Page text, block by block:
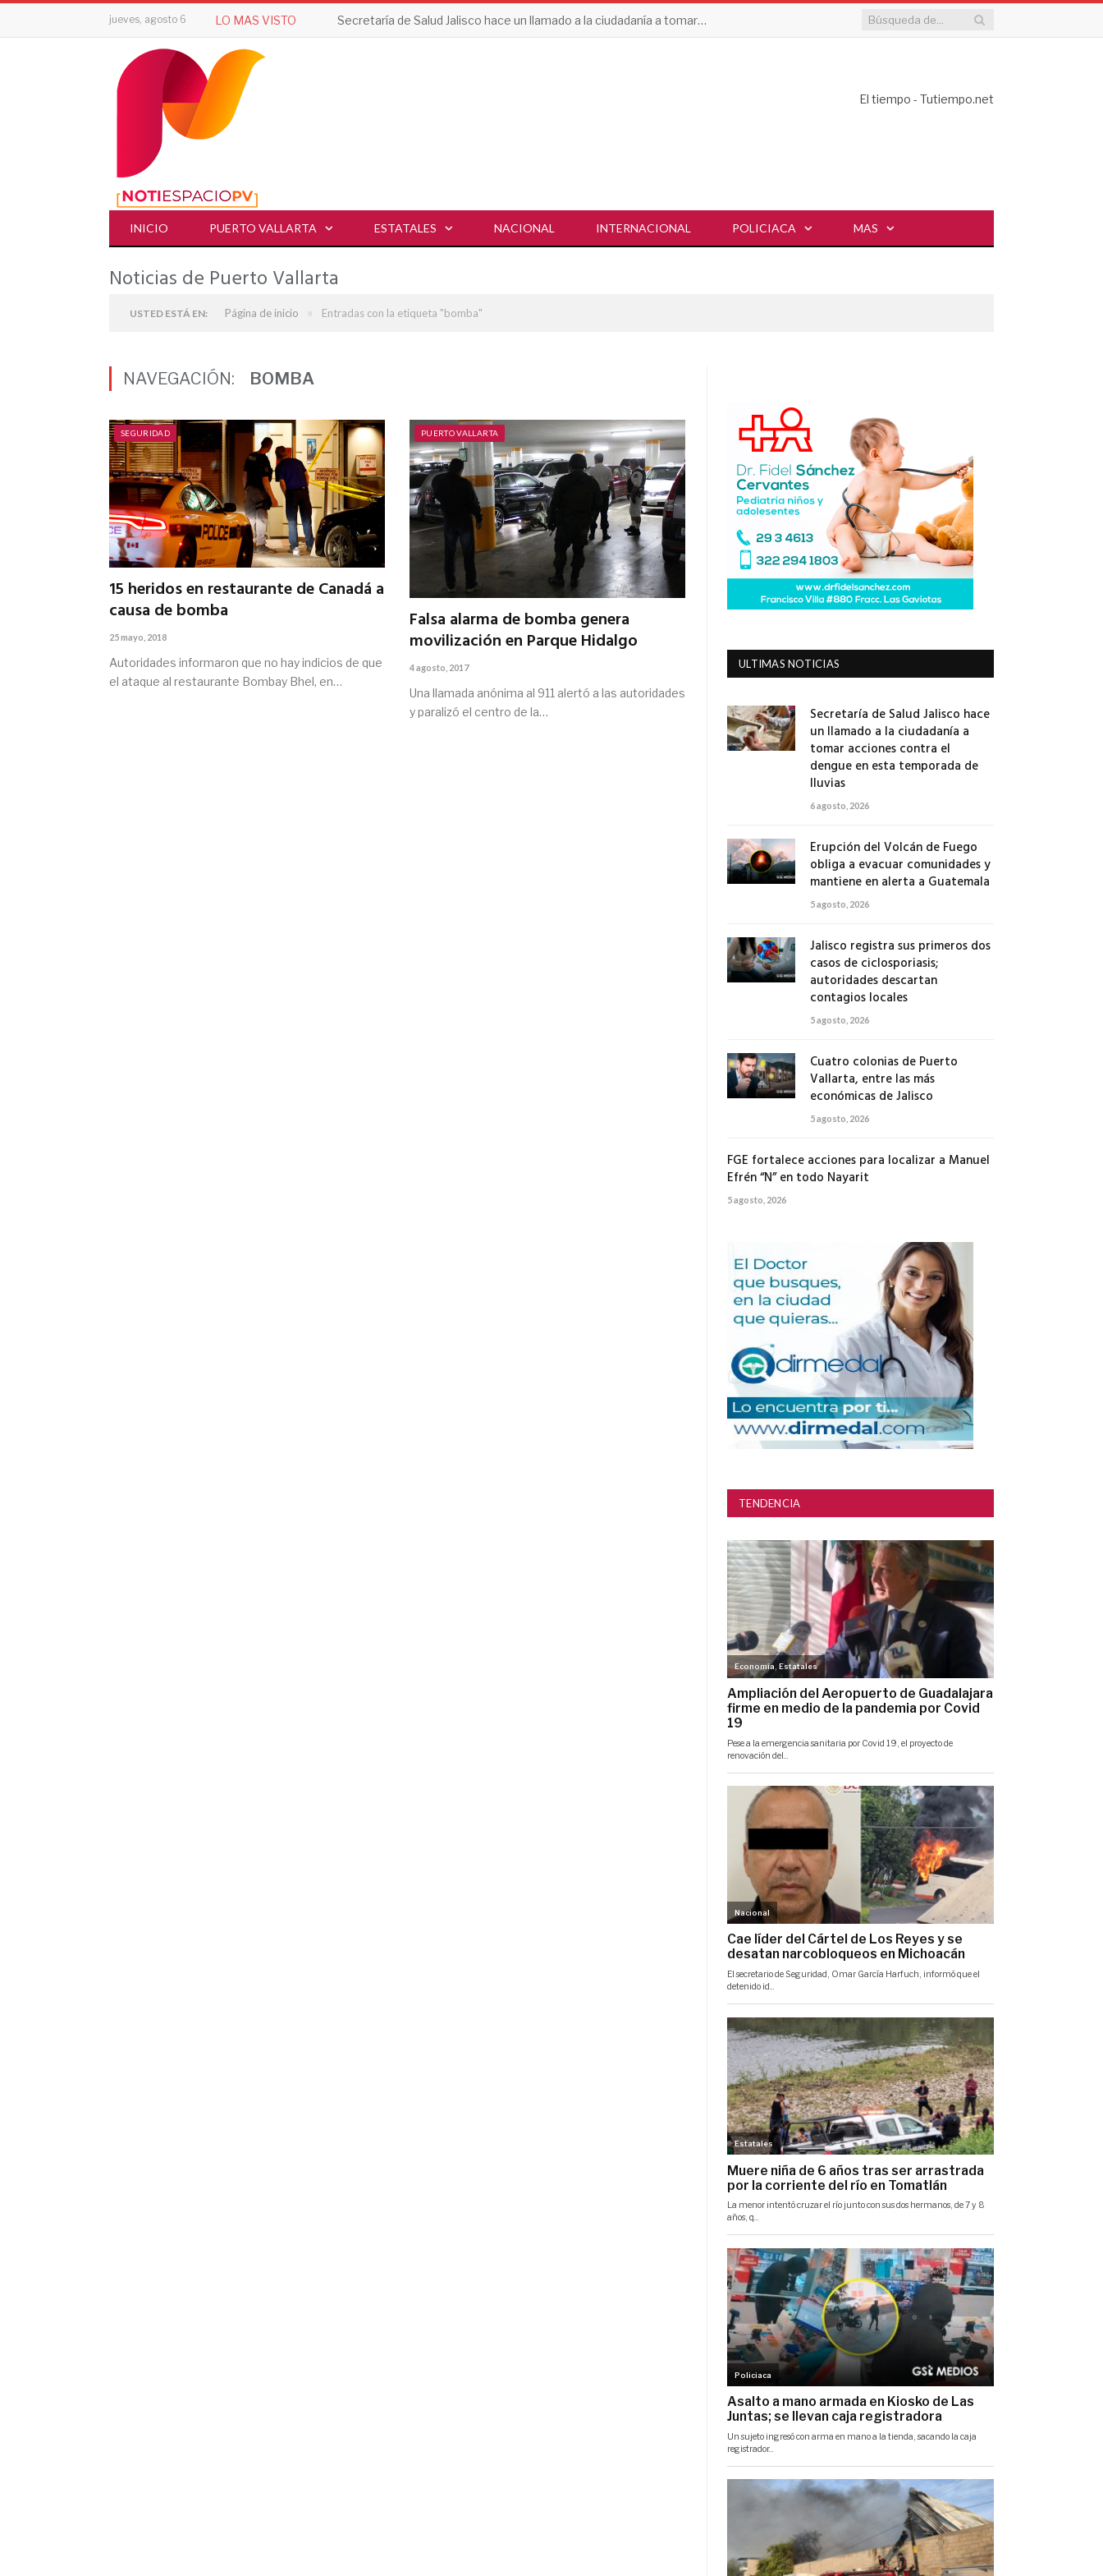
jueves, agosto 6 LO MAS VISTO Secretaría de Salud Jalisco hace un llamado a la ciudadanía a tomar acciones contra el dengue en esta temporada de lluvias
El tiempo - Tutiempo.net
INICIO PUERTO VALLARTA ESTATALES NACIONAL INTERNACIONAL POLICIACA MAS
Noticias de Puerto Vallarta
USTED ESTÁ EN: Página de inicio » Entradas con la etiqueta "bomba"
NAVEGACIÓN: BOMBA
SEGURIDAD
15 heridos en restaurante de Canadá a
causa de bomba
25 mayo, 2018
Autoridades informaron que no hay indicios de que
el ataque al restaurante Bombay Bhel, en…
PUERTO VALLARTA
Falsa alarma de bomba genera
movilización en Parque Hidalgo
4 agosto, 2017
Una llamada anónima al 911 alertó a las autoridades
y paralizó el centro de la…
ULTIMAS NOTICIAS
Secretaría de Salud Jalisco hace
un llamado a la ciudadanía a
tomar acciones contra el
dengue en esta temporada de
lluvias
6 agosto, 2026
Erupción del Volcán de Fuego
obliga a evacuar comunidades y
mantiene en alerta a Guatemala
5 agosto, 2026
Jalisco registra sus primeros dos
casos de ciclosporiasis;
autoridades descartan
contagios locales
5 agosto, 2026
Cuatro colonias de Puerto
Vallarta, entre las más
económicas de Jalisco
5 agosto, 2026
FGE fortalece acciones para localizar a Manuel
Efrén “N” en todo Nayarit
5 agosto, 2026
TENDENCIA